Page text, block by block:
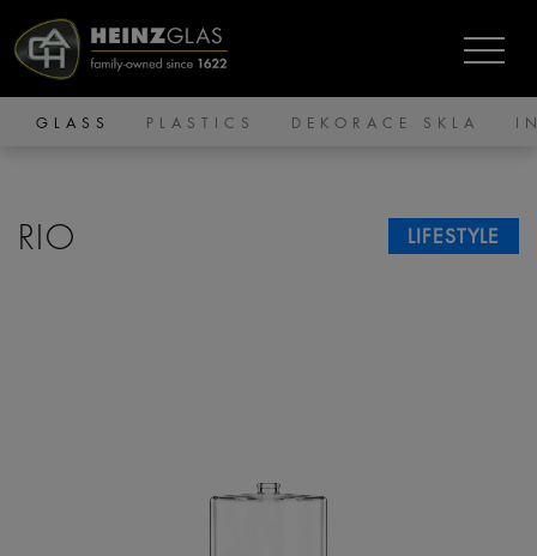
GLASS PLASTICS DEKORACE SKLA
LIFESTYLE
RIO